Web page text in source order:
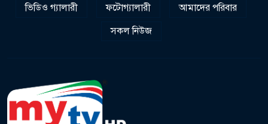
ভিডিও গ্যালারী
ফটোগ্যালারী
আমাদের পরিবার
সকল নিউজ